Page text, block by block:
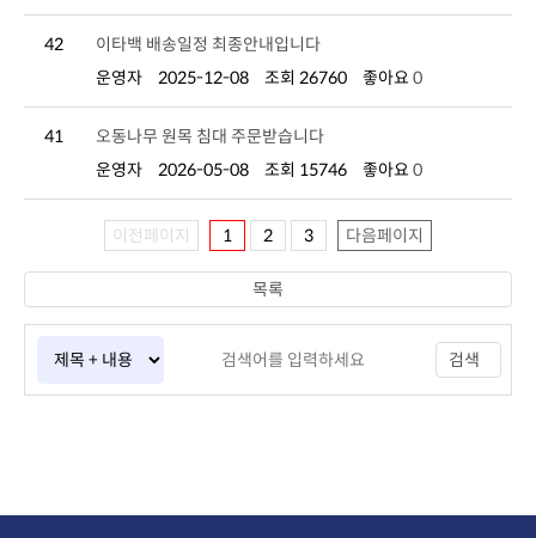
42
이타백 배송일정 최종안내입니다
운영자
2025-12-08 조회 26760 좋아요 0
41
오동나무 원목 침대 주문받습니다
운영자
2026-05-08 조회 15746 좋아요 0
이전페이지 1 2 3 다음페이지
검색
목록